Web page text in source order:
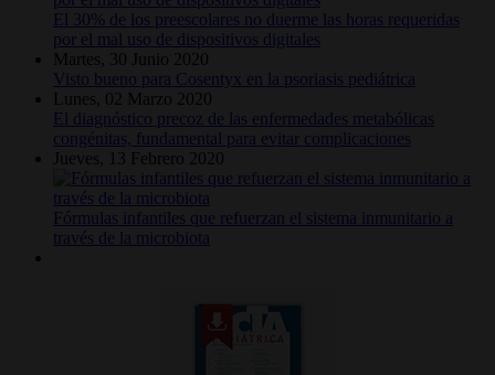
El 30% de los preescolares no duerme las horas requeridas
por el mal uso de dispositivos digitales
Martes, 30 Junio 2020
Visto bueno para Cosentyx en la psoriasis pediátrica
Lunes, 02 Marzo 2020
El diagnóstico precoz de las enfermedades metabólicas
congénitas, fundamental para evitar complicaciones
Jueves, 13 Febrero 2020
Fórmulas infantiles que refuerzan el sistema inmunitario a
través de la microbiota